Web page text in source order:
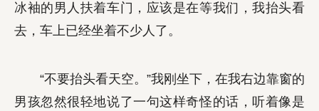
冰袖的男人扶着车门，应该是在等我们，我抬头看
去，车上已经坐着不少人了。
“不要抬头看天空。”我刚坐下，在我右边靠窗的
男孩忽然很轻地说了一句这样奇怪的话，听着像是